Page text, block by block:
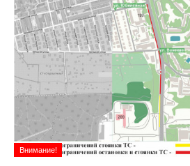
Внимание!